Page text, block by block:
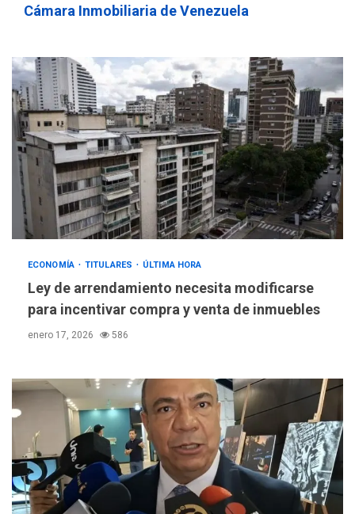
Cámara Inmobiliaria de Venezuela
ECONOMÍA TITULARES ÚLTIMA HORA
Ley de arrendamiento necesita modificarse
para incentivar compra y venta de inmuebles
enero 17, 2026 586